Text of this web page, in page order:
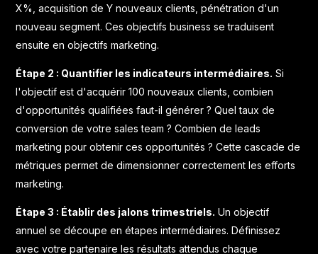
X%, acquisition de Y nouveaux clients, pénétration d'un
nouveau segment. Ces objectifs business se traduisent
ensuite en objectifs marketing.
Étape 2 : Quantifier les indicateurs intermédiaires. Si
l'objectif est d'acquérir 100 nouveaux clients, combien
d'opportunités qualifiées faut-il générer ? Quel taux de
conversion de votre sales team ? Combien de leads
marketing pour obtenir ces opportunités ? Cette cascade de
métriques permet de dimensionner correctement les efforts
marketing.
Étape 3 : Établir des jalons trimestriels. Un objectif
annuel se découpe en étapes intermédiaires. Définissez
avec votre partenaire les résultats attendus chaque